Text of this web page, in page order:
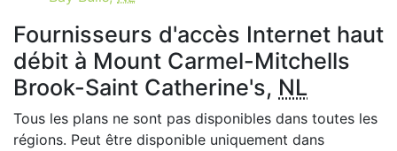
Fournisseurs d'accès Internet haut
débit à Mount Carmel-Mitchells
Brook-Saint Catherine's, NL
Tous les plans ne sont pas disponibles dans toutes les
régions. Peut être disponible uniquement dans